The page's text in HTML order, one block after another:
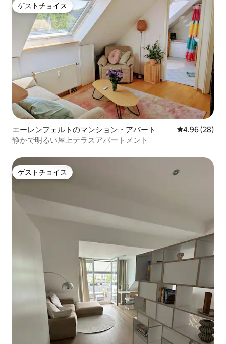
ゲストチョイス
ゲストチョイス
エーレンフェルトのマンション・アパート レビュー28
4.96 (28)
静かで明るい屋上テラスアパートメント
ゲストチョイス
ゲストチョイス